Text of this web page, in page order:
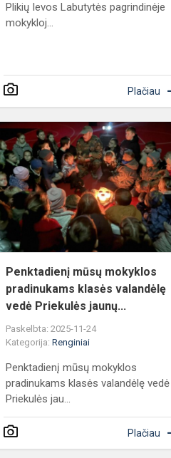
Plikių Ievos Labutytės pagrindinėje
mokykloj...
Plačiau
Penktadienį mūsų mokyklos
pradinukams klasės valandėlę
vedė Priekulės jaunų...
Paskelbta: 2025-11-24
Kategorija:Renginiai
Penktadienį mūsų mokyklos
pradinukams klasės valandėlę vedė
Priekulės jau...
Plačiau